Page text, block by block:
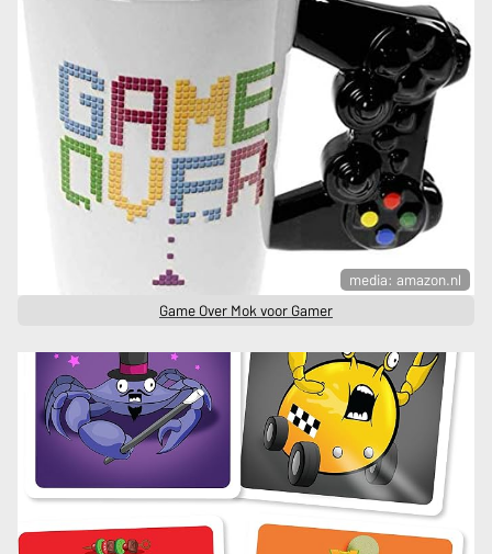
media: amazon.nl
Game Over Mok voor Gamer